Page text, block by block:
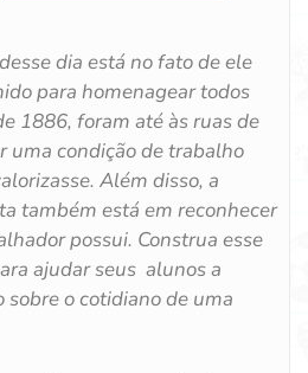
dia está no fato de ele
para homenagear todos
1886, foram até às ruas de
uma condição de trabalho
Além disso, a
também está em reconhecer
possui. Construa esse
ajudar seus alunos a
o cotidiano de uma